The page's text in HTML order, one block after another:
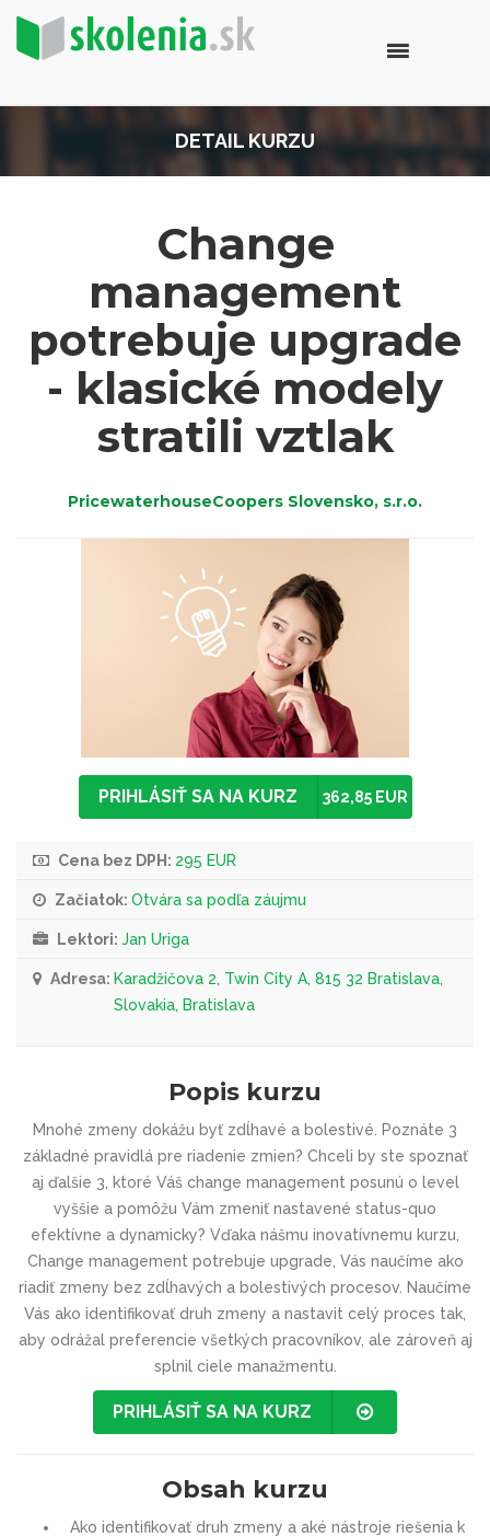
DETAIL KURZU
Change
management
potrebuje upgrade
- klasické modely
stratili vztlak
PricewaterhouseCoopers Slovensko, s.r.o.
PRIHLÁSIŤ SA NA KURZ 362,85 EUR
Cena bez DPH: 295 EUR
Začiatok: Otvára sa podľa záujmu
Lektori: Jan Uriga
Adresa: Karadžičova 2, Twin City A, 815 32 Bratislava,
Slovakia, Bratislava
Popis kurzu
Mnohé zmeny dokážu byť zdĺhavé a bolestivé. Poznáte 3
základné pravidlá pre riadenie zmien? Chceli by ste spoznať
aj ďalšie 3, ktoré Váš change management posunú o level
vyššie a pomôžu Vám zmeniť nastavené status-quo
efektívne a dynamicky? Vďaka nášmu inovatívnemu kurzu,
Change management potrebuje upgrade, Vás naučíme ako
riadiť zmeny bez zdĺhavých a bolestivých procesov. Naučíme
Vás ako identifikovať druh zmeny a nastavit celý proces tak,
aby odrážal preferencie všetkých pracovníkov, ale zároveň aj
splnil ciele manažmentu.
PRIHLÁSIŤ SA NA KURZ
Obsah kurzu
Ako identifikovať druh zmeny a aké nástroje riešenia k